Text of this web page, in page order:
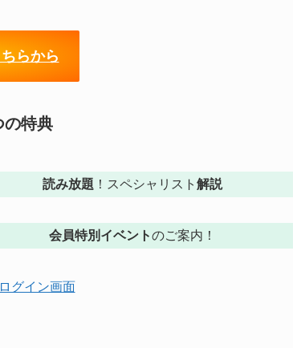
らから
の特典
読み放題 ！スペシャリスト解説
会員特別イベントのご案内！
ログイン画面